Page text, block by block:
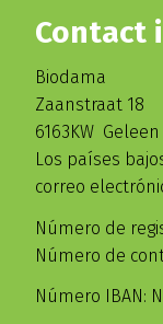
Contact
Biodama
Zaanstraat 18
6163KW Geleen
Los países
correo
Número de
Número de
Número IBAN: